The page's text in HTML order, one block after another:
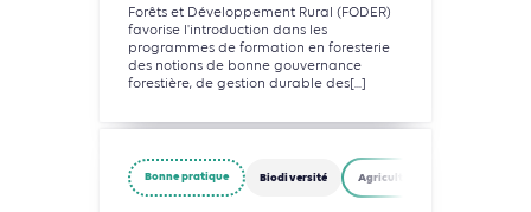
Forêts et Développement Rural (FODER)
favorise l'introduction dans les
programmes de formation en foresterie
des notions de bonne gouvernance
forestière, de gestion durable des[...]
Bonne pratique Biodiversité Agriculture, Foresterie et